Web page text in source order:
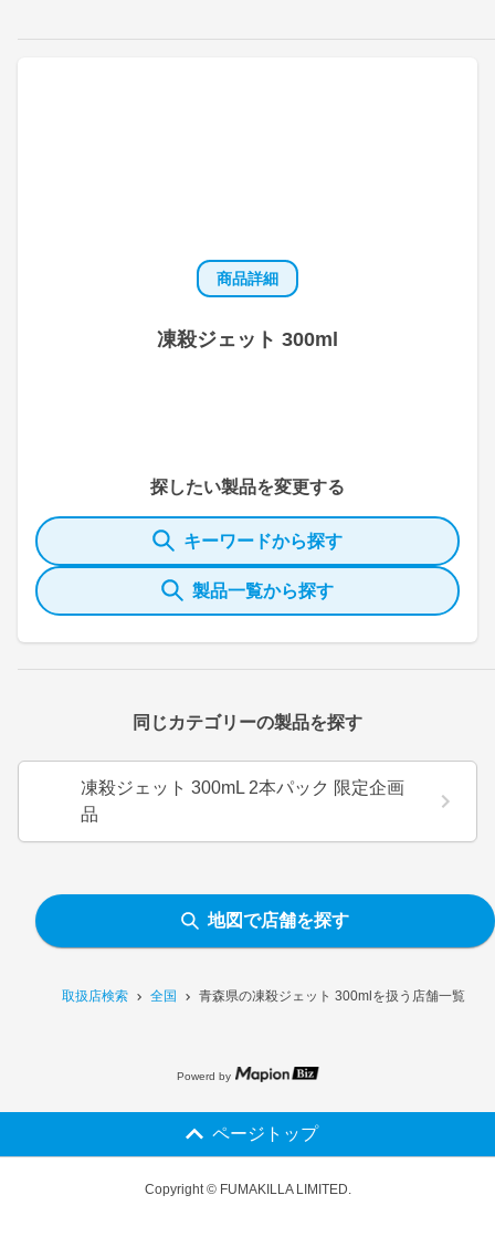
取扱店検索 全国 青森県の凍殺ジェット 300mlを扱う店舗一覧
商品詳細
凍殺ジェット 300ml
探したい製品を変更する
キーワードから探す
製品一覧から探す
同じカテゴリーの製品を探す
凍殺ジェット 300mL 2本パック 限定企画
品
地図で店舗を探す
Powerd by
ページトップ
Copyright © FUMAKILLA LIMITED.